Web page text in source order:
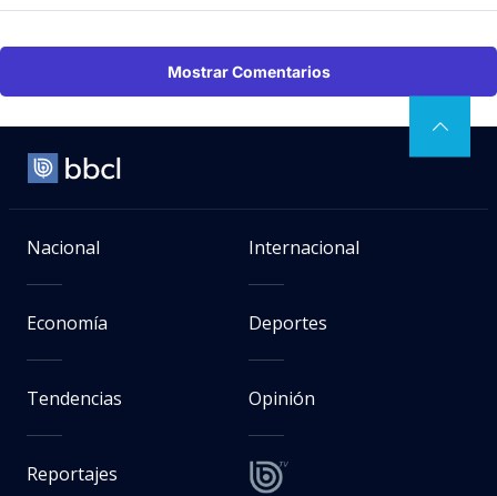
Mostrar Comentarios
Nacional Internacional
Economía Deportes
Tendencias Opinión
Reportajes